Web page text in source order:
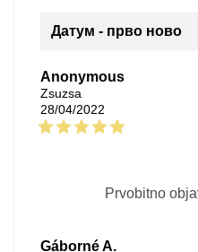
Датум - прво ново
Anonymous
Zsuzsa
28/04/2022
Prvobitno
Gáborné A.